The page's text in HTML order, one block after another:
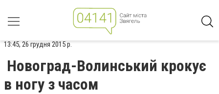
13:45, 26 грудня 2015 р.
Новоград-Волинський крокує
в ногу з часом